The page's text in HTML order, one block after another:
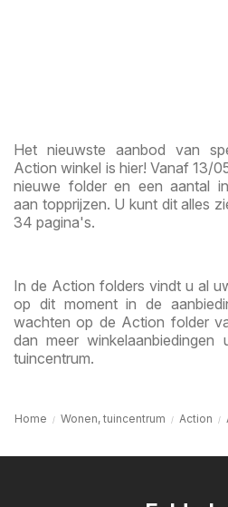
Het nieuwste aanbod van
Action winkel is hier! Vanaf 13/
nieuwe folder en een aantal
aan topprijzen. U kunt dit alles
34 pagina's.
In de Action folders vindt u al
op dit moment in de
wachten op de Action folder
dan meer winkelaanbiedingen
tuincentrum.
Home Wonen, tuincentrum Action